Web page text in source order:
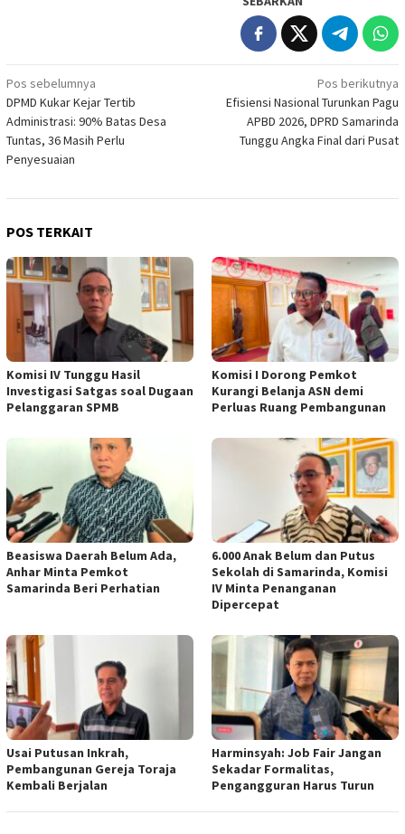
Navigasi
pos
Pos sebelumnya
DPMD Kukar Kejar Tertib
Administrasi: 90% Batas Desa
Tuntas, 36 Masih Perlu
Penyesuaian
Pos berikutnya
Efisiensi Nasional Turunkan Pagu
APBD 2026, DPRD Samarinda
Tunggu Angka Final dari Pusat
POS TERKAIT
Komisi IV Tunggu Hasil
Investigasi Satgas soal Dugaan
Pelanggaran SPMB
Komisi I Dorong Pemkot
Kurangi Belanja ASN demi
Perluas Ruang Pembangunan
Beasiswa Daerah Belum Ada,
Anhar Minta Pemkot
Samarinda Beri Perhatian
6.000 Anak Belum dan Putus
Sekolah di Samarinda, Komisi
IV Minta Penanganan
Dipercepat
Usai Putusan Inkrah,
Pembangunan Gereja Toraja
Kembali Berjalan
Harminsyah: Job Fair Jangan
Sekadar Formalitas,
Pengangguran Harus Turun